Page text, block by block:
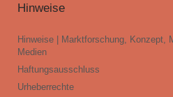
Hinweise
Hinweise | Marktforschung, Konzept,
Medien
Haftungsausschluss
Urheberrechte